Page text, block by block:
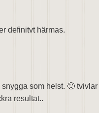
definitvt härmas.
som helst. 🙂 tvivlar
resultat..